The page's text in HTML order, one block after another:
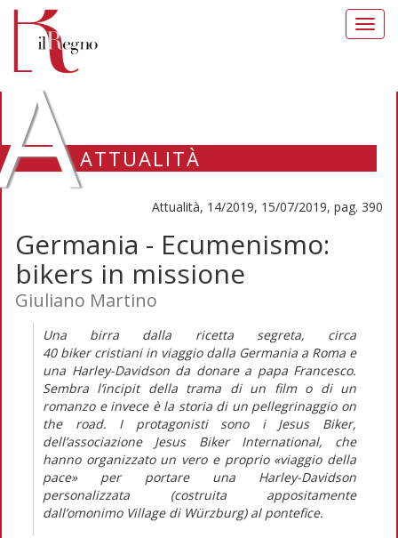
ATTUALITÀ
Attualità, 14/2019, 15/07/2019, pag. 390
Germania - Ecumenismo:
bikers in missione
Giuliano Martino
Una birra dalla ricetta segreta, circa
40 bikercristiani in viaggio dalla Germania a Roma e
una Harley-Davidson da donare a papa Francesco.
Sembra l’incipitdella trama di un film o di un
romanzo e invece è la storia di un pellegrinaggio on
the road. I protagonisti sono i Jesus Biker,
dell’associazione Jesus Biker International, che
hanno organizzato un vero e proprio «viaggio della
pace» per portare una Harley-Davidson
personalizzata (costruita appositamente
dall’omonimo Village di Würzburg) al pontefice.